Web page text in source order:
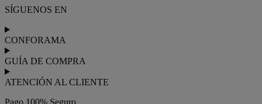
SÍGUENOS EN
CONFORAMA
GUÍA DE COMPRA
ATENCIÓN AL CLIENTE
Pago 100% Seguro